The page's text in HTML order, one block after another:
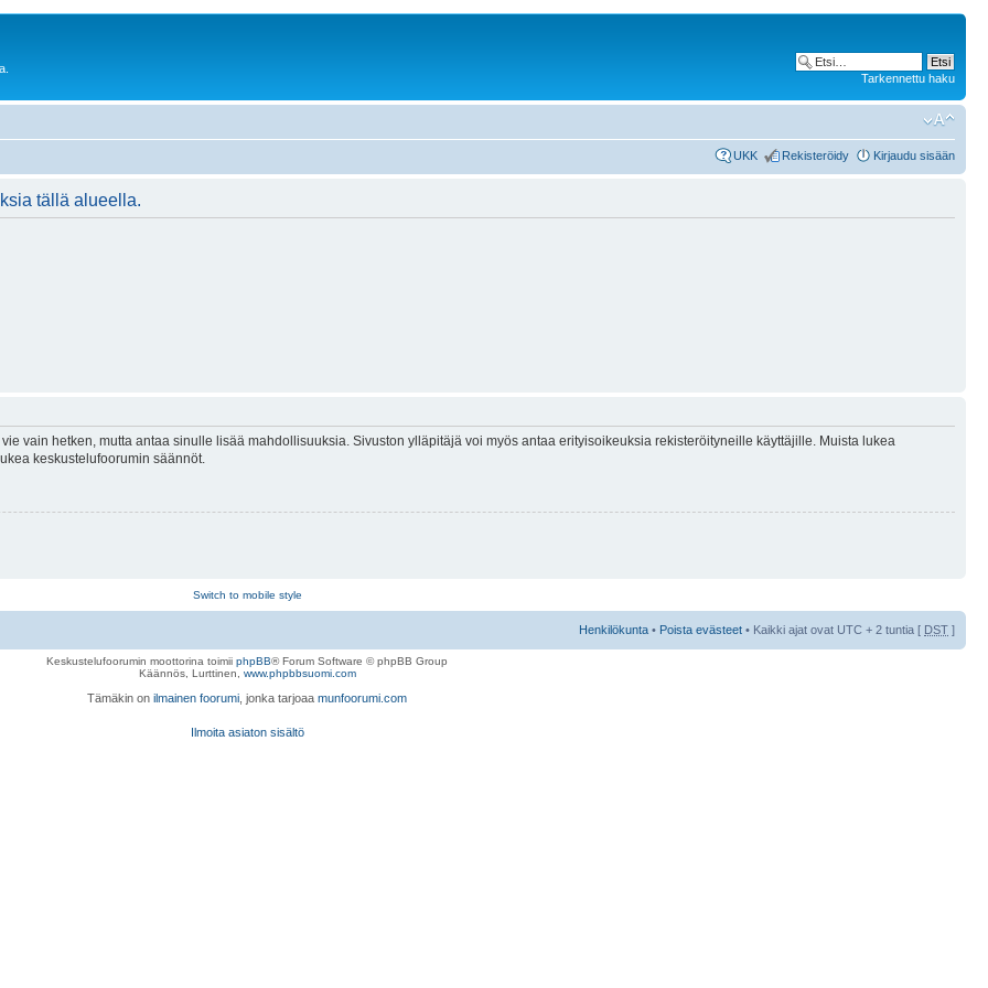
Tarkennettu haku
UKK Rekisteröidy Kirjaudu sisään
tällä alueella.
vain hetken, mutta antaa sinulle lisää mahdollisuuksia. Sivuston ylläpitäjä voi myös antaa erityisoikeuksia rekisteröityneille käyttäjille. Muista lukea
keskustelufoorumin säännöt.
Switch to mobile style
Henkilökunta • Poista evästeet • Kaikki ajat ovat UTC + 2 tuntia [ DST ]
Keskustelufoorumin moottorina toimii phpBB® Forum Software © phpBB Group
Käännös, Lurttinen, www.phpbbsuomi.com
Tämäkin on ilmainen foorumi , jonka tarjoaa munfoorumi.com
Ilmoita asiaton sisältö